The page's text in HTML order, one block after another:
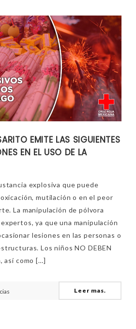
EMITE LAS SIGUIENTES
EN EL USO DE LA
explosiva que puede
mutilación o en el peor
La manipulación de pólvora
ya que una manipulación
lesiones en las personas o
Los niños NO DEBEN
así como […]
Leer mas.